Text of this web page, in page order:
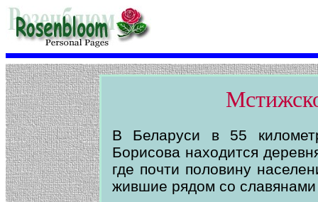
В Беларуси в 55
Борисова находится
где почти половину
жившие рядом со